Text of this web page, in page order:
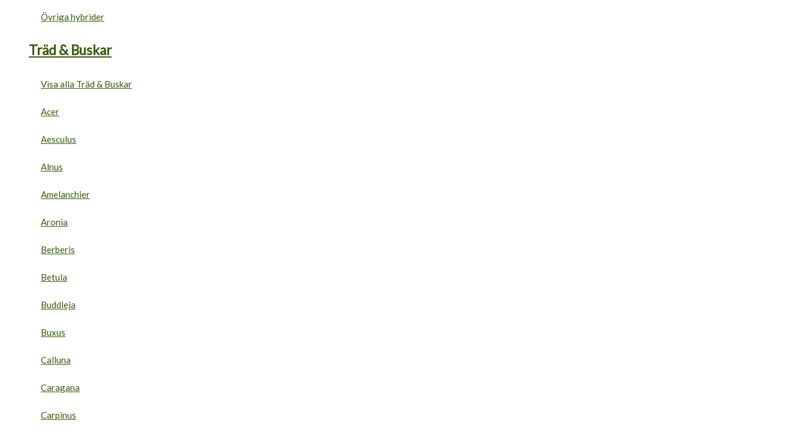
Övriga hybrider
Träd & Buskar
Visa alla Träd & Buskar
Acer
Aesculus
Alnus
Amelanchier
Aronia
Berberis
Betula
Buddleja
Buxus
Calluna
Caragana
Carpinus